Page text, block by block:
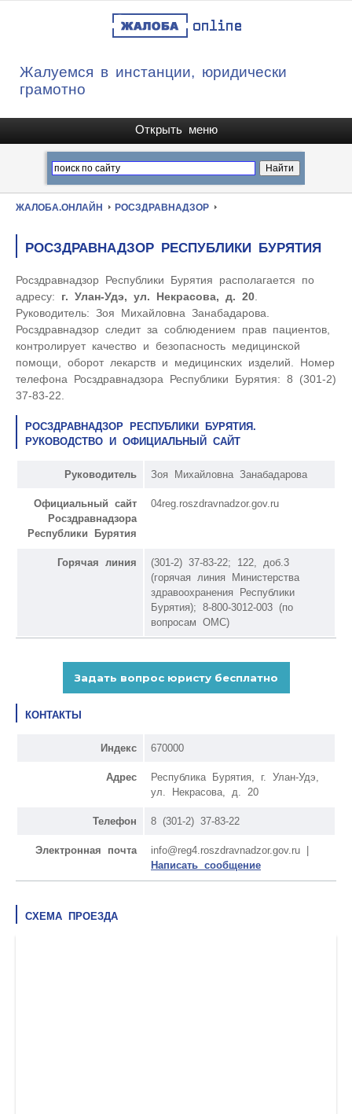
Жалуемся в инстанции, юридически
грамотно
ЖАЛОБА.ОНЛАЙН РОСЗДРАВНАДЗОР
РОСЗДРАВНАДЗОР РЕСПУБЛИКИ БУРЯТИЯ
Росздравнадзор Республики Бурятия располагается по
адресу: г. Улан-Удэ, ул. Некрасова, д. 20
Руководитель: Зоя Михайловна Занабадарова.
Росздравнадзор следит за соблюдением прав пациентов,
контролирует качество и безопасность медицинской
помощи, оборот лекарств и медицинских изделий. Номер
телефона Росздравнадзора Республики Бурятия: 8 (301-2)
37-83-22.
РОСЗДРАВНАДЗОР РЕСПУБЛИКИ БУРЯТИЯ.
РУКОВОДСТВО И ОФИЦИАЛЬНЫЙ САЙТ
Руководитель Зоя Михайловна Занабадарова
Официальный сайт
Росздравнадзора
Республики Бурятия
04reg.roszdravnadzor.gov.ru
Горячая линия
(301-2) 37-83-22; 122, доб.3
(горячая линия Министерства
здравоохранения Республики
Бурятия); 8-800-3012-003 (по
вопросам ОМС)
КОНТАКТЫ
Индекс 670000
Адрес
Республика Бурятия, г. Улан-Удэ,
ул. Некрасова, д. 20
Телефон 8 (301-2) 37-83-22
Электронная почта
info@reg4.roszdravnadzor.gov.ru |
Написать сообщение
СХЕМА ПРОЕЗДА